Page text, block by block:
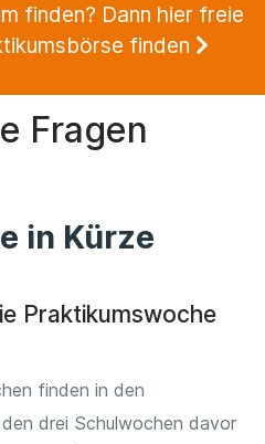
finden? Dann hier freie
finden
Fragen
in Kürze
Praktikumswoche
finden in den
drei Schulwochen davor